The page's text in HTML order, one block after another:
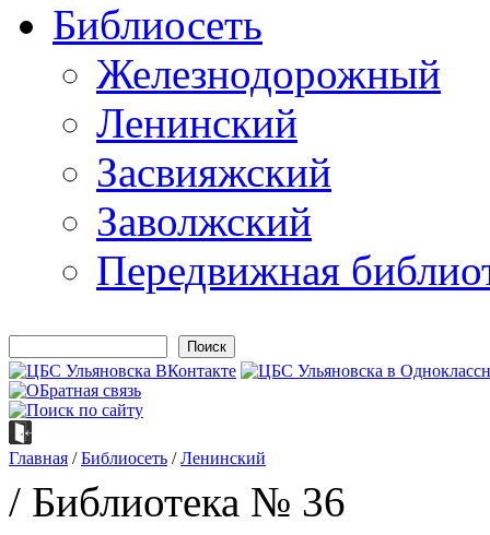
Библиосеть
Железнодорожный
Ленинский
Засвияжский
Заволжский
Передвижная
Форма поиска
Вы здесь
Главная / Библиосеть / Ленинский
/ Библиотека № 36